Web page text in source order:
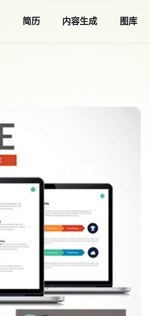
简历 内容生成 图库